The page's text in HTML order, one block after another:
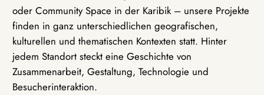
oder Community Space in der Karibik – unsere Projekte
finden in ganz unterschiedlichen geografischen,
kulturellen und thematischen Kontexten statt. Hinter
jedem Standort steckt eine Geschichte von
Zusammenarbeit, Gestaltung, Technologie und
Besucherinteraktion.